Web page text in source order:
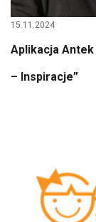
15.11.2024
Aplikacja
– Inspiracje”